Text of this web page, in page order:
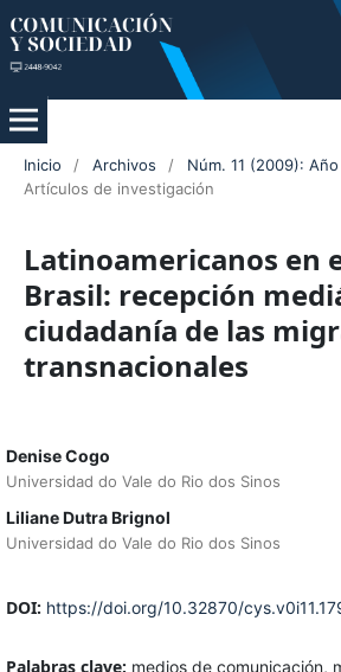
Inicio / Archivos / Núm. 11 (2009):
Artículos de investigación
Latinoamericanos en
Brasil: recepción
ciudadanía de las
transnacionales
Denise Cogo
Universidad do Vale do Rio dos Sinos
Liliane Dutra Brignol
Universidad do Vale do Rio dos Sinos
DOI: https://doi.org/10.32870/
Palabras clave: medios de comunicación,